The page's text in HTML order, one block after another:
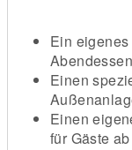
Ein
Einen
Einen
für Gäste